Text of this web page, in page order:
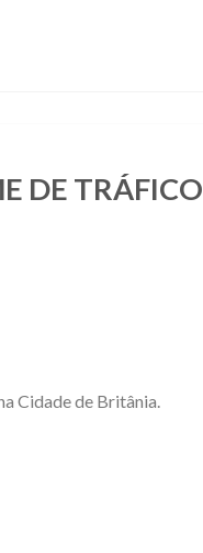
DE TRÁFICO
Cidade de Britânia.